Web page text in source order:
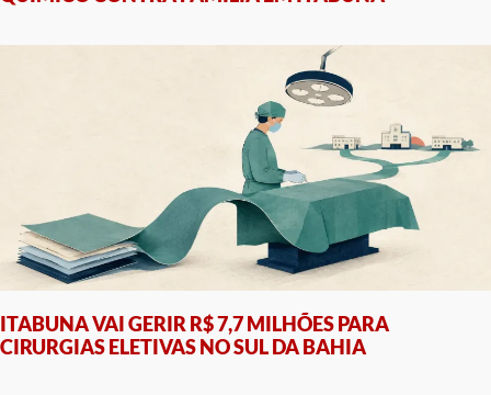
ITABUNA VAI GERIR R$ 7,7 MILHÕES PARA
CIRURGIAS ELETIVAS NO SUL DA BAHIA